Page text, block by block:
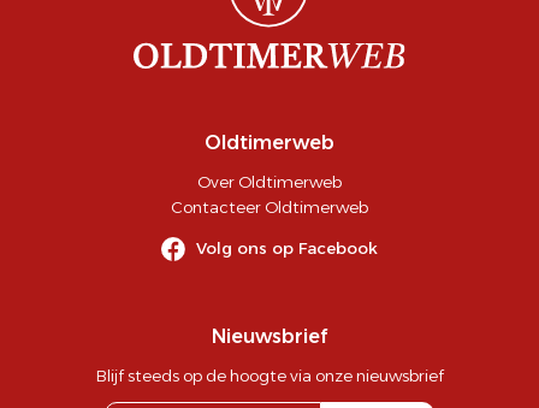
Oldtimerweb
Over Oldtimerweb
Contacteer Oldtimerweb
Volg ons op Facebook
Nieuwsbrief
Blijf steeds op de hoogte via onze nieuwsbrief